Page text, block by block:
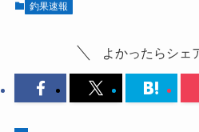
釣果速報
よかったらシェ